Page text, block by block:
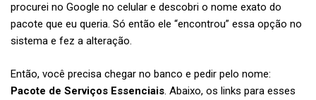
procurei no Google no celular e descobri o nome exato do
pacote que eu queria. Só então ele “encontrou” essa opção no
sistema e fez a alteração.
Então, você precisa chegar no banco e pedir pelo nome:
Pacote de Serviços Essenciais. Abaixo, os links para esses